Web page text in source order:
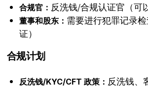
合规官： 反洗钱/合规认证官（可
董事和股东： 需要进行犯罪记录
证）
合规计划
反洗钱/KYC/CFT 政策： 反洗钱、